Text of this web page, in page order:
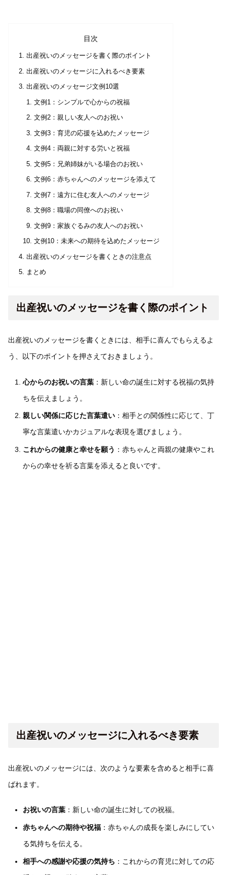
目次
出産祝いのメッセージを書く際のポイント
出産祝いのメッセージに入れるべき要素
出産祝いのメッセージ文例10選
文例1：シンプルで心からの祝福
文例2：親しい友人へのお祝い
文例3：育児の応援を込めたメッセージ
文例4：両親に対する労いと祝福
文例5：兄弟姉妹がいる場合のお祝い
文例6：赤ちゃんへのメッセージを添えて
文例7：遠方に住む友人へのメッセージ
文例8：職場の同僚へのお祝い
文例9：家族ぐるみの友人へのお祝い
文例10：未来への期待を込めたメッセージ
出産祝いのメッセージを書くときの注意点
まとめ
出産祝いのメッセージを書く際のポイント
出産祝いのメッセージを書くときには、相手に喜んでもらえるよ
う、以下のポイントを押さえておきましょう。
心からのお祝いの言葉：新しい命の誕生に対する祝福の気持
ちを伝えましょう。
親しい関係に応じた言葉遣い：相手との関係性に応じて、丁
寧な言葉遣いかカジュアルな表現を選びましょう。
これからの健康と幸せを願う ：赤ちゃんと両親の健康やこれ
からの幸せを祈る言葉を添えると良いです。
出産祝いのメッセージに入れるべき要素
出産祝いのメッセージには、次のような要素を含めると相手に喜
ばれます。
お祝いの言葉：新しい命の誕生に対しての祝福。
赤ちゃんへの期待や祝福：赤ちゃんの成長を楽しみにしてい
る気持ちを伝える。
相手への感謝や応援の気持ち ：これからの育児に対しての応